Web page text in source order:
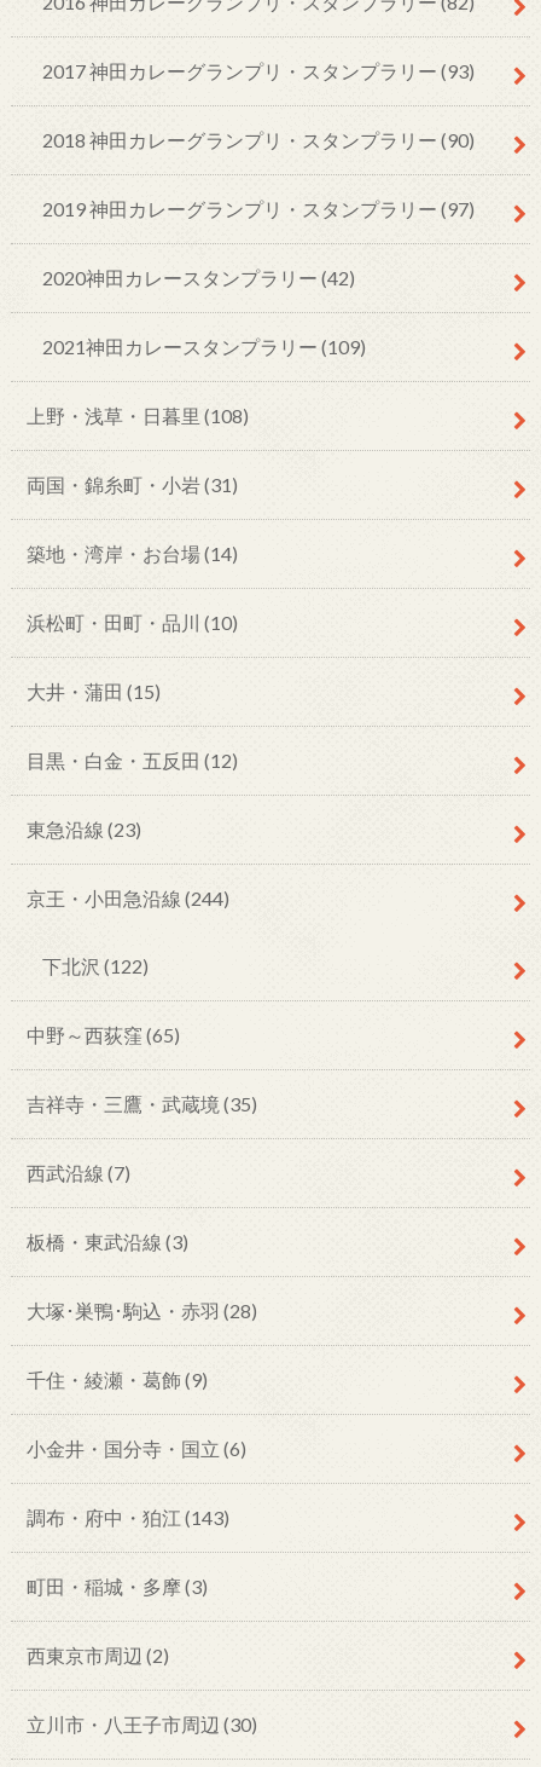
2017 神田カレーグランプリ・スタンプラリー (93)
2018 神田カレーグランプリ・スタンプラリー (90)
2019 神田カレーグランプリ・スタンプラリー (97)
2020神田カレースタンプラリー (42)
2021神田カレースタンプラリー (109)
上野・浅草・日暮里 (108)
両国・錦糸町・小岩(31)
築地・湾岸・お台場(14)
浜松町・田町・品川 (10)
大井・蒲田 (15)
目黒・白金・五反田 (12)
東急沿線 (23)
京王・小田急沿線 (244)
下北沢 (122)
中野～西荻窪 (65)
吉祥寺・三鷹・武蔵境 (35)
西武沿線 (7)
板橋・東武沿線 (3)
大塚･巣鴨･駒込・赤羽 (28)
千住・綾瀬・葛飾(9)
小金井・国分寺・国立 (6)
調布・府中・狛江 (143)
町田・稲城・多摩(3)
西東京市周辺 (2)
立川市・八王子市周辺 (30)